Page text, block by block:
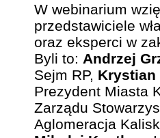
W webinarium
przedstawiciele
oraz eksperci w
Byli to: Andrzej
Sejm RP, Krystian
Prezydent Miasta
Zarządu
Aglomeracja